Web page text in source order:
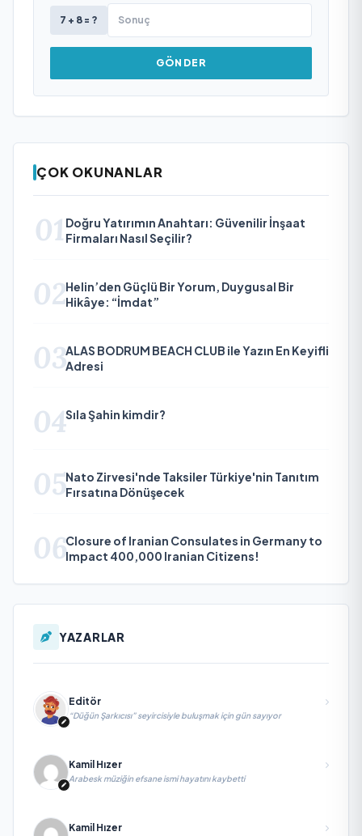
7 + 8 = ?
GÖNDER
ÇOK OKUNANLAR
01 Doğru Yatırımın Anahtarı: Güvenilir İnşaat
Firmaları Nasıl Seçilir?
02Helin’den Güçlü Bir Yorum, Duygusal Bir
Hikâye: “İmdat”
03ALAS BODRUM BEACH CLUB ile Yazın En Keyifli
Adresi
04Sıla Şahin kimdir?
05Nato Zirvesi'nde Taksiler Türkiye'nin Tanıtım
Fırsatına Dönüşecek
06Closure of Iranian Consulates in Germany to
Impact 400,000 Iranian Citizens!
YAZARLAR
Editör
“Düğün Şarkıcısı” seyircisiyle buluşmak için gün sayıyor
Kamil Hızer
Arabesk müziğin efsane ismi hayatını kaybetti
Kamil Hızer